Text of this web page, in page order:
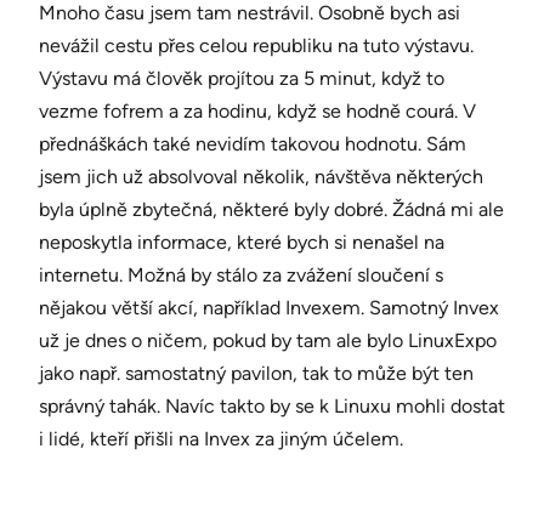
Mnoho času jsem tam nestrávil. Osobně bych asi
nevážil cestu přes celou republiku na tuto výstavu.
Výstavu má člověk projítou za 5 minut, když to
vezme fofrem a za hodinu, když se hodně courá. V
přednáškách také nevidím takovou hodnotu. Sám
jsem jich už absolvoval několik, návštěva některých
byla úplně zbytečná, některé byly dobré. Žádná mi ale
neposkytla informace, které bych si nenašel na
internetu. Možná by stálo za zvážení sloučení s
nějakou větší akcí, například Invexem. Samotný Invex
už je dnes o ničem, pokud by tam ale bylo LinuxExpo
jako např. samostatný pavilon, tak to může být ten
správný tahák. Navíc takto by se k Linuxu mohli dostat
i lidé, kteří přišli na Invex za jiným účelem.